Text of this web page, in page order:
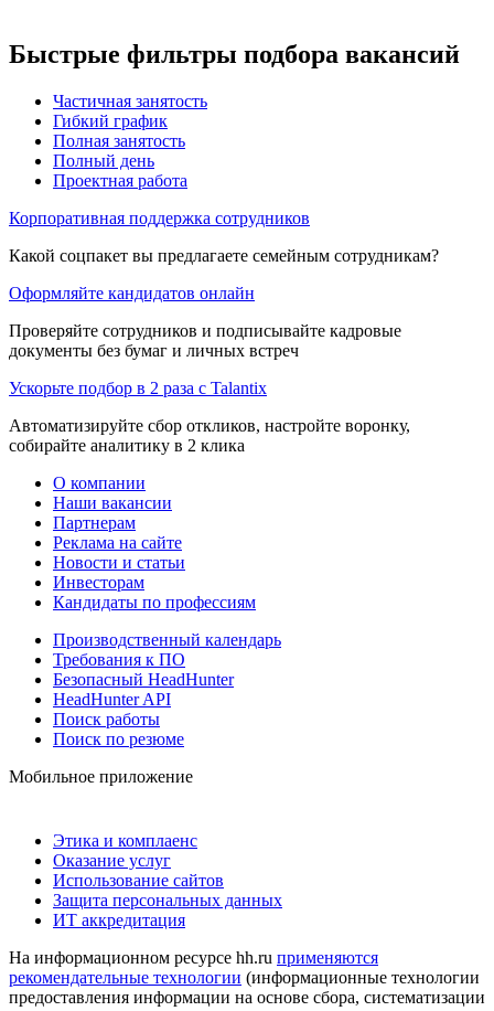
Быстрые фильтры подбора вакансий
Частичная занятость
Гибкий график
Полная занятость
Полный день
Проектная работа
Корпоративная поддержка сотрудников
Какой соцпакет вы предлагаете семейным сотрудникам?
Оформляйте кандидатов онлайн
Проверяйте сотрудников и подписывайте кадровые
документы без бумаг и личных встреч
Ускорьте подбор в 2 раза с Talantix
Автоматизируйте сбор откликов, настройте воронку,
собирайте аналитику в 2 клика
О компании
Наши вакансии
Партнерам
Реклама на сайте
Новости и статьи
Инвесторам
Кандидаты по профессиям
Производственный календарь
Требования к ПО
Безопасный HeadHunter
HeadHunter API
Поиск работы
Поиск по резюме
Мобильное приложение
Этика и комплаенс
Оказание услуг
Использование сайтов
Защита персональных данных
ИТ аккредитация
На информационном ресурсе hh.ru применяются
рекомендательные технологии (информационные технологии
предоставления информации на основе сбора, систематизации